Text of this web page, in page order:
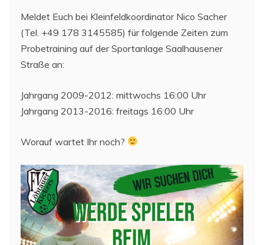
Meldet Euch bei Kleinfeldkoordinator Nico Sacher
(Tel. +49 178 3145585) für folgende Zeiten zum
Probetraining auf der Sportanlage Saalhausener
Straße an:
Jahrgang 2009-2012: mittwochs 16:00 Uhr
Jahrgang 2013-2016: freitags 16:00 Uhr
Worauf wartet Ihr noch?